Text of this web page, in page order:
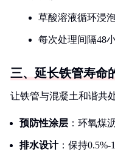
草酸溶液循环浸
每次处理间隔48
三、延长铁管寿命
让铁管与混凝土和谐共
预防性涂层 ：环氧煤
排水设计：保持0.5%-